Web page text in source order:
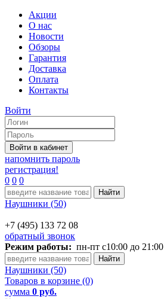
Акции
О нас
Новости
Обзоры
Гарантия
Доставка
Оплата
Контакты
Войти
напомнить пароль
регистрация!
0 0 0
Наушники (50)
+7 (495) 133 72 08
обратный звонок
Режим работы: пн-пт с10:00 до 21:00
Наушники (50)
Товаров в корзине (0)
сумма 0 руб.